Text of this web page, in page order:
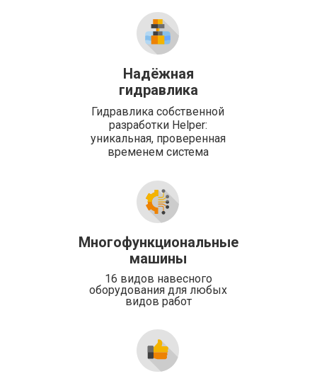
Многофункциональные
машины
Надёжная
гидравлика
16 видов навесного
оборудования для любых
видов работ
Гидравлика собственной
разработки Helper:
уникальная, проверенная
временем система